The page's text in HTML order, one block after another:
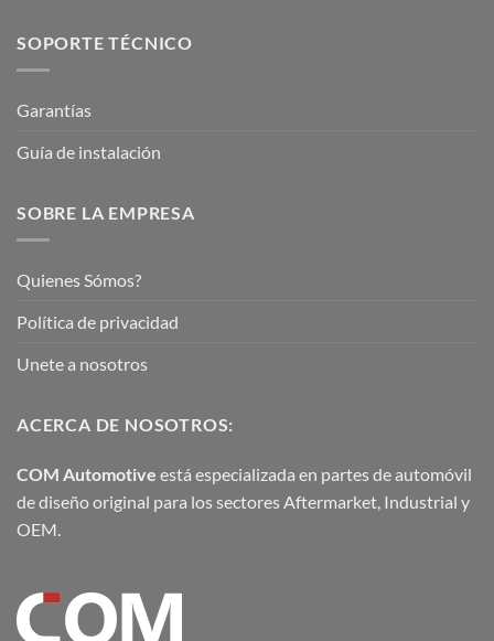
SOPORTE TÉCNICO
Garantías
Guía de instalación
SOBRE LA EMPRESA
Quienes Sómos?
Política de privacidad
Unete a nosotros
ACERCA DE NOSOTROS:
COM Automotive está especializada en partes de automóvil
de diseño original para los sectores Aftermarket, Industrial y
OEM.